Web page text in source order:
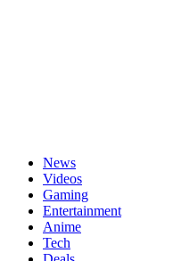
News
Videos
Gaming
Entertainment
Anime
Tech